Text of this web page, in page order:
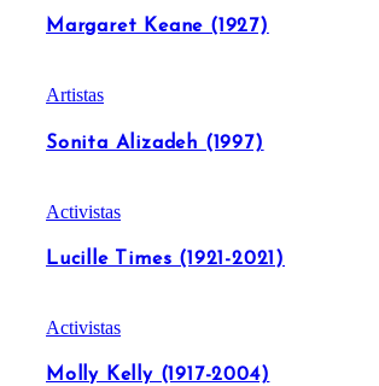
Margaret Keane (1927)
Artistas
Sonita Alizadeh (1997)
Activistas
Lucille Times (1921-2021)
Activistas
Molly Kelly (1917-2004)